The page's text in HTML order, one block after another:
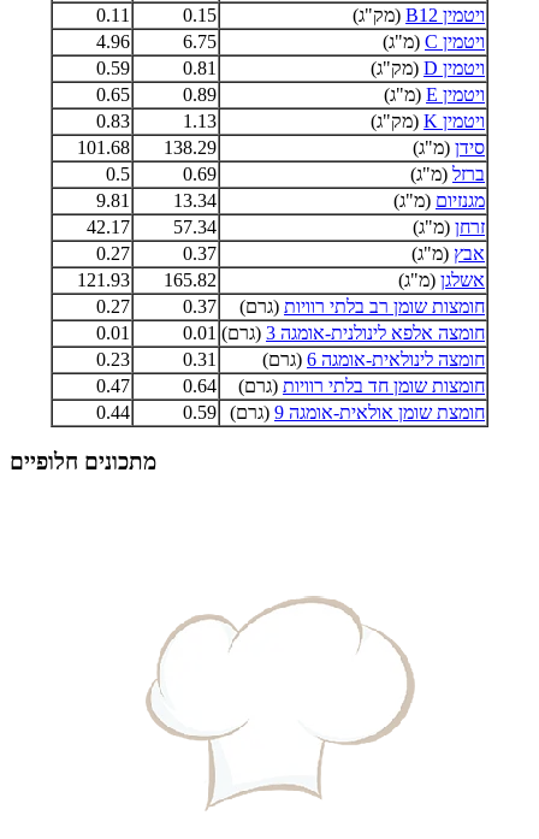
ויטמין B12
(מק"ג) 0.15
0.11
ויטמין C
(מ"ג) 6.75
4.96
ויטמין D
(מק"ג) 0.81
0.59
ויטמין E
(מ"ג) 0.89
0.65
ויטמין K
(מק"ג) 1.13
0.83
סידן (מ"ג) 138.29
101.68
ברזל (מ"ג) 0.69
0.5
מגנזיום (מ"ג) 13.34
9.81
זרחן (מ"ג) 57.34
42.17
אבץ (מ"ג) 0.37
0.27
אשלגן (מ"ג) 165.82
121.93
חומצות שומן רב בלתי רוויות (גרם) 0.37
0.27
חומצה אלפא לינולנית-אומגה 3
(גרם) 0.01
0.01
חומצה לינולאית-אומגה 6
(גרם) 0.31
0.23
חומצות שומן חד בלתי רוויות (גרם) 0.64
0.47
חומצת שומן אולאית-אומגה 9
(גרם) 0.59
0.44
מתכונים חלופיים